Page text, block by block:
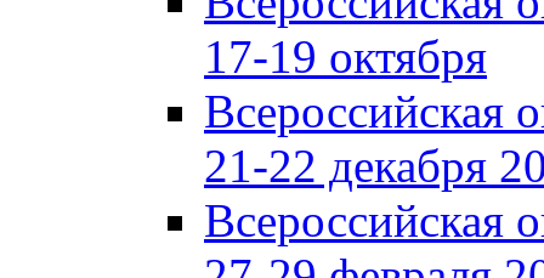
17-19 октября
Всероссийская
21-22 декабря
Всероссийская